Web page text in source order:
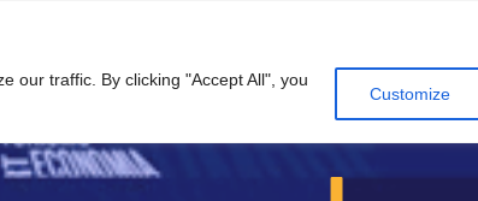
our traffic. By clicking "Accept All", you
Customize